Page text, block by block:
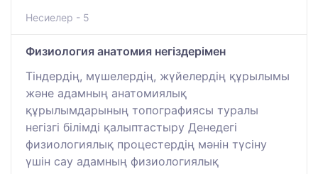
Несиелер - 5
Физиология анатомия негіздерімен
Тіндердің, мүшелердің, жүйелердің құрылымы
және адамның анатомиялық
құрылымдарының топографиясы туралы
негізгі білімді қалыптастыру Денедегі
физиологиялық процестердің мәнін түсіну
үшін сау адамның физиологиялық